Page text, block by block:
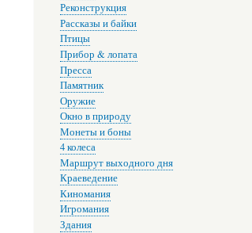
Реконструкция
Рассказы и байки
Птицы
Прибор & лопата
Пресса
Памятник
Оружие
Окно в природу
Монеты и боны
4 колеса
Маршрут выходного дня
Краеведение
Киномания
Игромания
Здания